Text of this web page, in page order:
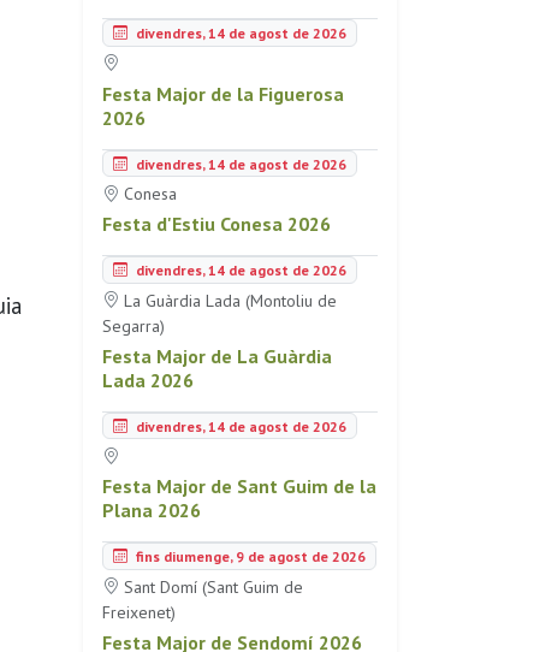
divendres, 14 de agost de 2026
Festa Major de la Figuerosa
2026
divendres, 14 de agost de 2026
Conesa
Festa d'Estiu Conesa 2026
divendres, 14 de agost de 2026
La Guàrdia Lada (Montoliu de
Segarra)
Festa Major de La Guàrdia
Lada 2026
divendres, 14 de agost de 2026
Festa Major de Sant Guim de la
Plana 2026
fins diumenge, 9 de agost de 2026
Sant Domí (Sant Guim de
Freixenet)
Festa Major de Sendomí 2026